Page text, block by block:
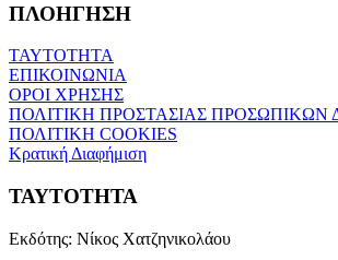
ΠΛΟΗΓΗΣΗ
ΤΑΥΤΟΤΗΤΑ
ΕΠΙΚΟΙΝΩΝΙΑ
ΟΡΟΙ ΧΡΗΣΗΣ
ΠΟΛΙΤΙΚΗ ΠΡΟΣΤΑΣΙΑΣ
ΠΟΛΙΤΙΚΗ COOKIES
Κρατική Διαφήμιση
ΤΑΥΤΟΤΗΤΑ
Εκδότης: Νίκος Χατζηνικολάου